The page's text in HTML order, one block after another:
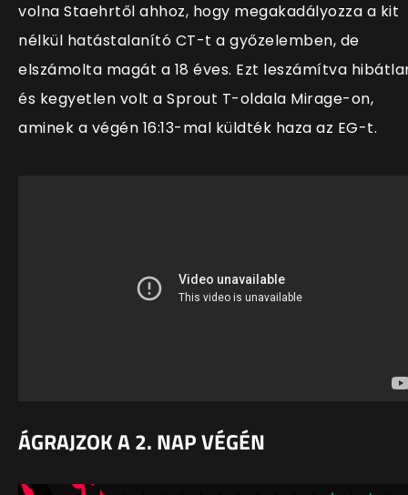
volna Staehrtől ahhoz, hogy megakadályozza a kit
nélkül hatástalanító CT-t a győzelemben, de
elszámolta magát a 18 éves. Ezt leszámítva
és kegyetlen volt a Sprout T-oldala Mirage-on,
aminek a végén 16:13-mal küldték haza az EG-t.
ÁGRAJZOK A 2. NAP VÉGÉN